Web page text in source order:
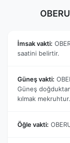
İmsak vakti:
saatini belirtir.
Güneş vakti:
Güneş
kılmak mekruhtur.
Öğle vakti: